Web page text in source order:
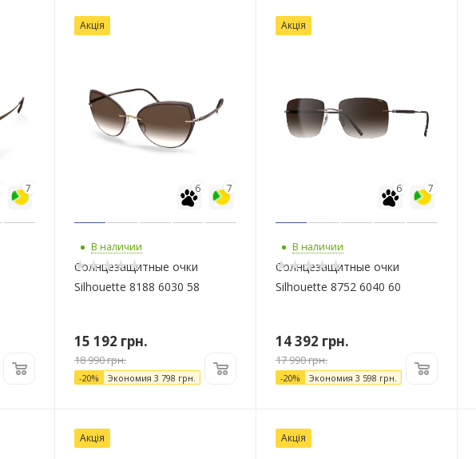
7
Акція
7
6
В наличии
Солнцезащитные очки
Silhouette 8188 6030 58
15 192 грн.
18 990грн.
-20% Экономия 3 798 грн.
Акція
7
6
В наличии
Солнцезащитные очки
Silhouette 8752 6040 60
14 392 грн.
17 990грн.
-20% Экономия 3 598 грн.
Акція Акція